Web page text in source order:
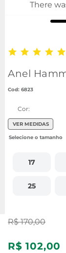
There
Anel
: 6823
Cor:
VER MEDIDAS
17
25
R$ 170,00
R$ 102,00